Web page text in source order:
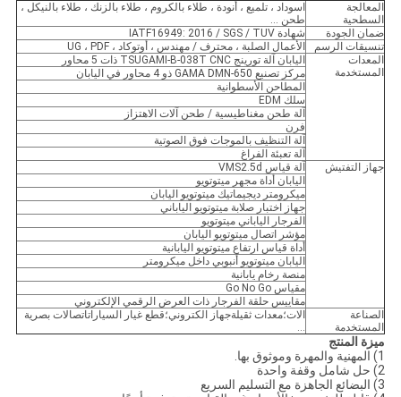
المعالجة
السطحية
اسوداد ، تلميع ، أنودة ، طلاء بالكروم ، طلاء بالزنك ، طلاء بالنيكل ،
طحن ...
ضمان الجودة
شهادة IATF16949: 2016 / SGS / TUV
تنسيقات الرسم
الأعمال الصلبة ، محترف / مهندس ، أوتوكاد ، UG ، PDF
المعدات
المستخدمة
اليابان آلة تورينج TSUGAMI-B-038T CNC ذات 5 محاور
مركز تصنيع GAMA DMN-650 ذو 4 محاور في اليابان
المطاحن الأسطوانية
سلك EDM
آلة طحن مغناطيسية / طحن آلات الاهتزاز
فرن
آلة التنظيف بالموجات فوق الصوتية
آلة تعبئة الفراغ
جهاز التفتيش
آلة قياس VMS2.5d
اليابان أداة مجهر ميتوتويو
ميكرومتر ديجيماتيك ميتوتويو اليابان
جهاز اختبار صلابة ميتوتويو الياباني
الفرجار الياباني ميتوتويو
مؤشر اتصال ميتوتويو اليابان
أداة قياس ارتفاع ميتوتويو اليابانية
اليابان ميتوتويو أنبوبي داخل ميكرومتر
منصة رخام يابانية
مقياس Go No Go
مقاييس حلقة الفرجار ذات العرض الرقمي الإلكتروني
الصناعة
المستخدمة
الات؛معدات ثقيلةجهاز الكتروني؛قطع غيار السياراتاتصالات بصرية
...
ميزة المنتج
1) المهنية والمهرة وموثوق بها.
2) حل شامل وقفة واحدة
3) البضائع الجاهزة مع التسليم السريع